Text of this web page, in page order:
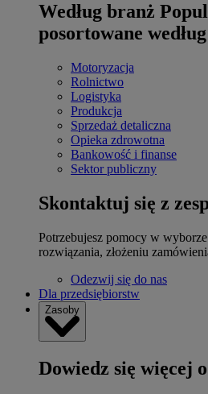
Według branż
posortowane
Motoryzacja
Rolnictwo
Logistyka
Produkcja
Sprzedaż detaliczna
Opieka zdrowotna
Bankowość i finanse
Sektor publiczny
Skontaktuj się z
Potrzebujesz pomocy w
rozwiązania, złożeniu
Odezwij się do nas
Dla przedsiębiorstw
Zasoby
Dowiedz się więcej